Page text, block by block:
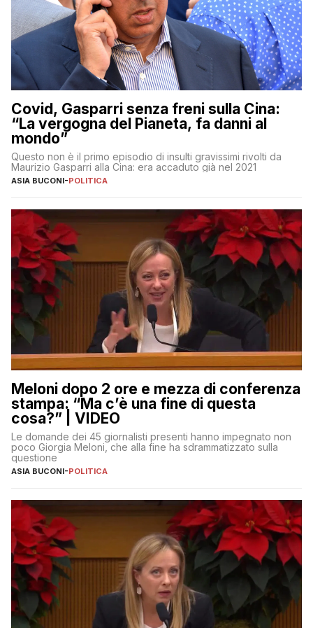
Covid, Gasparri senza freni sulla Cina:
“La vergogna del Pianeta, fa danni al
mondo”
Questo non è il primo episodio di insulti gravissimi rivolti da
Maurizio Gasparri alla Cina: era accaduto già nel 2021
ASIA BUCONI-POLITICA
Meloni dopo 2 ore e mezza di conferenza
stampa: “Ma c’è una fine di questa
cosa?” | VIDEO
Le domande dei 45 giornalisti presenti hanno impegnato non
poco Giorgia Meloni, che alla fine ha sdrammatizzato sulla
questione
ASIA BUCONI-POLITICA